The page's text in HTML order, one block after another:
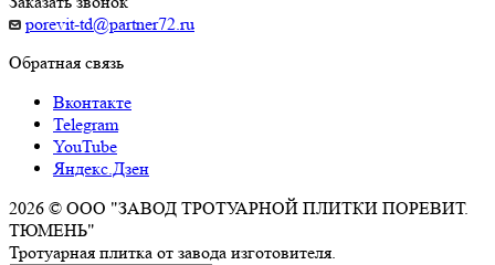
porevit-td@partner72.ru
Обратная связь
Вконтакте
Telegram
YouTube
Яндекс.Дзен
2026 © ООО "ЗАВОД ТРОТУАРНОЙ ПЛИТКИ ПОРЕВИТ.
ТЮМЕНЬ"
Тротуарная плитка от завода изготовителя.